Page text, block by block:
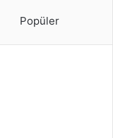
Popüler